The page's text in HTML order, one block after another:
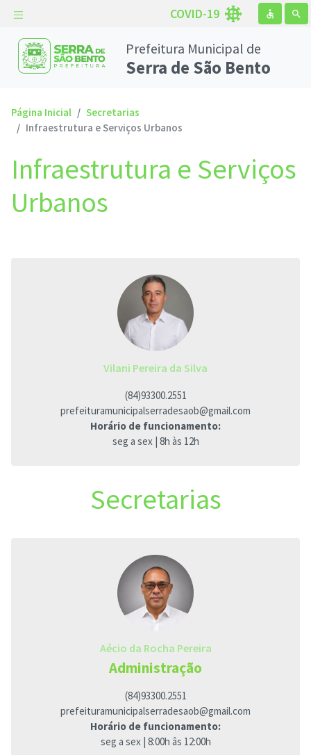
COVID-19 accessible search
Prefeitura Municipal de
Serra de São Bento
Página Inicial
Secretarias
Infraestrutura e Serviços Urbanos
Infraestrutura e Serviços
Urbanos
Vilani Pereira da Silva
(84)93300.2551
prefeituramunicipalserradesaob@gmail.com
Horário de funcionamento:
seg a sex | 8h às 12h
Secretarias
Aécio da Rocha Pereira
Administração
(84)93300.2551
prefeituramunicipalserradesaob@gmail.com
Horário de funcionamento:
seg a sex | 8:00h âs 12:00h